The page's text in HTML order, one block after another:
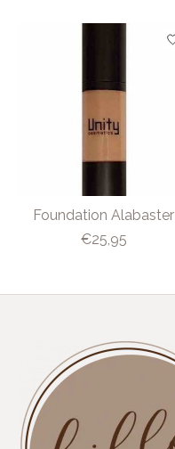
Foundation Alabaster
€25,95